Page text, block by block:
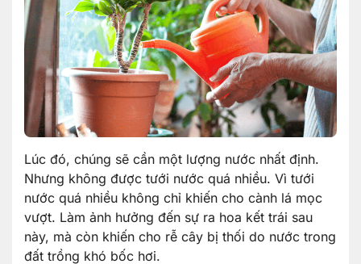
Lúc đó, chúng sẽ cần một lượng nước nhất định.
Nhưng không được tưới nước quá nhiều. Vì tưới
nước quá nhiều không chỉ khiến cho cành lá mọc
vượt. Làm ảnh hưởng đến sự ra hoa kết trái sau
này, mà còn khiến cho rễ cây bị thối do nước trong
đất trồng khó bốc hơi.